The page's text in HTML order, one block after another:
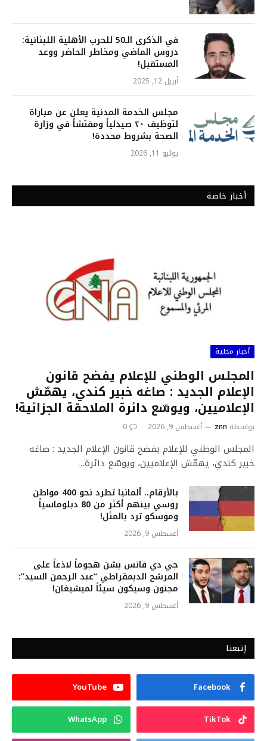
في الذكرى الـ50 للحرب الأهلية اللبنانية:
دروس الماضي ومخاطر الحاضر ووعد
المستقبل!
أبريل 12, 2025
مجلس الخدمة المدنية يعلن عن مباراة
لتوظيف ٢٠ صيدلياً ومفتشاً في وزارة
الصحة بشروط محددة!
يوليو 11, 2026
أخبار خاصة
أخبار محلية
المجلس الوطني للإعلام يفضح قانون
الإعلام الجديد : صاغه خبير كندي، يهمّش
الإعلاميين، ويوسّع دائرة الملاحقة الجزائية!
بواسطة znn أغسطس 9, 2026 0
المجلس الوطني للإعلام يفضح قانون الإعلام الجديد : صاغه
خبير كندي، يهمّش الإعلاميين، ويوسّع دائرة…
بالأرقام.. ألمانيا تطرد نحو 400 مواطن
روسي بينهم أكثر من 80 دبلوماسياً
وموسكو ترد بالمثل!
أغسطس 9, 2026
جي دي فانس يشن هجوماً لاذعاً على
المرشح الديمقراطي “عبد الرحمن السيد”:
مجنون وسيكون سيئاً لميشيغان!
أغسطس 9, 2026
إتبعنا
Facebook
YouTube
TikTok
WhatsApp